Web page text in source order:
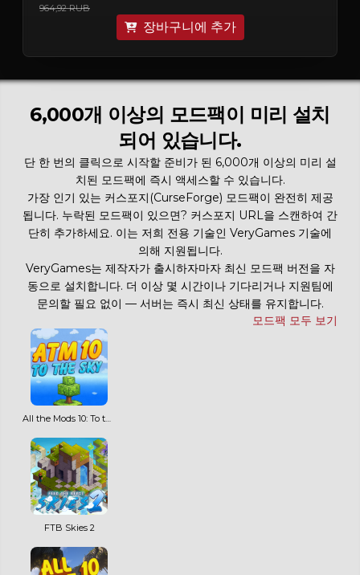
964,92 RUB
장바구니에 추가
6,000개 이상의 모드팩이 미리 설치
되어 있습니다.
단 한 번의 클릭으로 시작할 준비가 된 6,000개 이상의 미리 설
치된 모드팩에 즉시 액세스할 수 있습니다.
가장 인기 있는 커스포지(CurseForge) 모드팩이 완전히 제공
됩니다. 누락된 모드팩이 있으면? 커스포지 URL을 스캔하여 간
단히 추가하세요. 이는 저희 전용 기술인 VeryGames 기술에
의해 지원됩니다.
VeryGames는 제작자가 출시하자마자 최신 모드팩 버전을 자
동으로 설치합니다. 더 이상 몇 시간이나 기다리거나 지원팀에
문의할 필요 없이 — 서버는 즉시 최신 상태를 유지합니다.
모드팩 모두 보기
FTB Skies 2